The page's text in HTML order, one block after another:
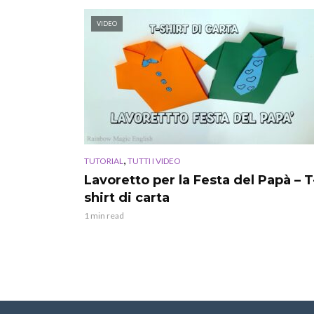
VIDEO
TUTORIAL , TUTTI I VIDEO
Lavoretto per la Festa del Papà –
shirt di carta
1 min read